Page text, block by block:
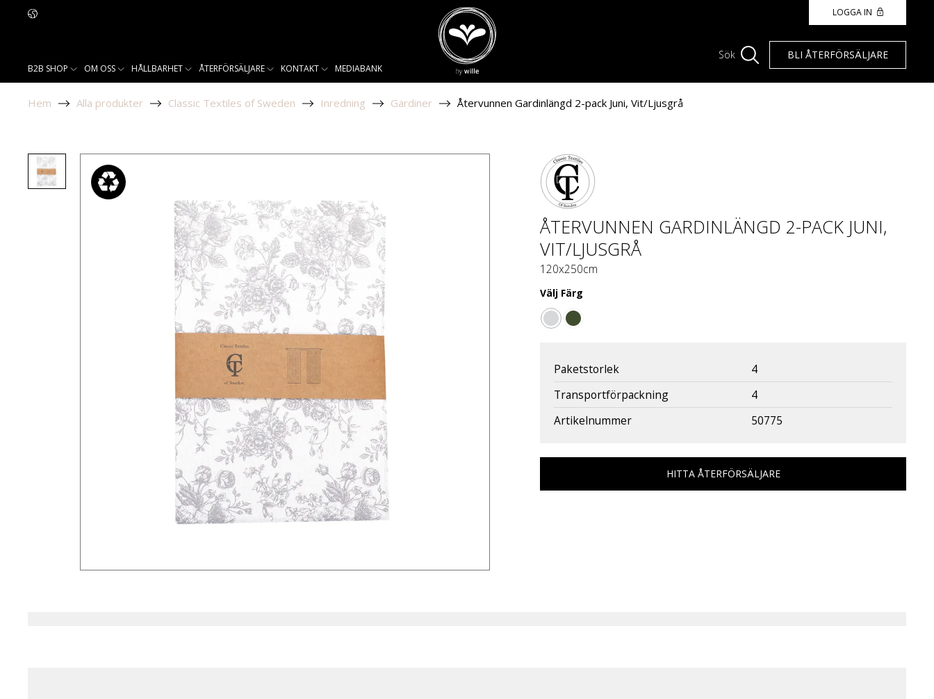
B2B SHOP OM OSS HÅLLBARHET ÅTERFÖRSÄLJARE KONTAKT MEDIABANK
LOGGA IN
Sök BLI ÅTERFÖRSÄLJARE
Hem Alla produkter Classic Textiles of Sweden Inredning Gardiner Återvunnen Gardinlängd 2-pack Juni, Vit/Ljusgrå
ÅTERVUNNEN GARDINLÄNGD 2-PACK JUNI,
VIT/LJUSGRÅ
120x250cm
Välj Färg
Paketstorlek
4
Transportförpackning
4
Artikelnummer
50775
HITTA ÅTERFÖRSÄLJARE